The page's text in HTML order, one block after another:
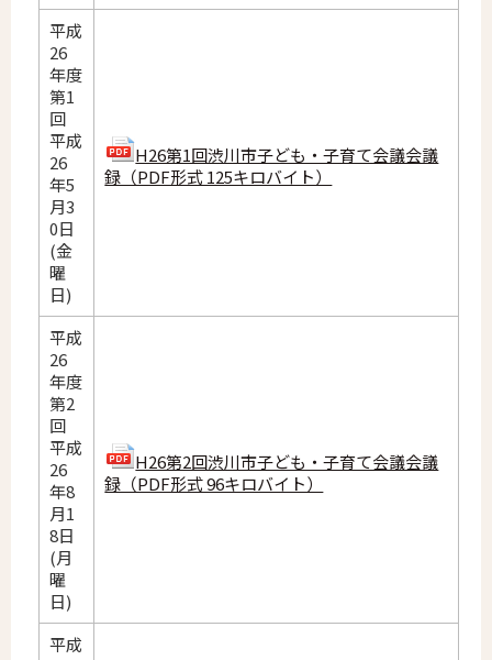
平成
26
年度
第1
回
平成
26
年5
月3
0日
(金
曜
日)
H26第1回渋川市子ども・子育て会議会議
録（PDF形式 125キロバイト）
平成
26
年度
第2
回
平成
26
年8
月1
8日
(月
曜
日)
H26第2回渋川市子ども・子育て会議会議
録（PDF形式 96キロバイト）
平成